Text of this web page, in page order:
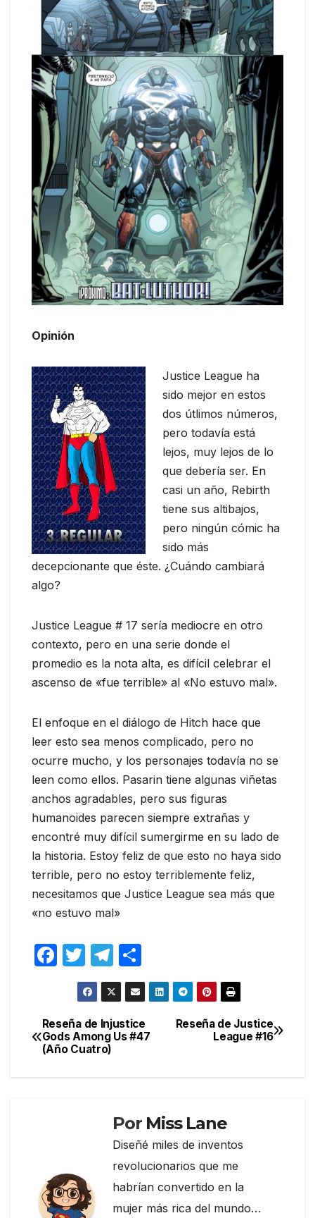
Opinión
Justice League ha
sido mejor en estos
dos útlimos números,
pero todavía está
lejos, muy lejos de lo
que debería ser. En
casi un año, Rebirth
tiene sus altibajos,
pero ningún cómic ha
sido más
decepcionante que éste. ¿Cuándo cambiará
algo?
Justice League # 17 sería mediocre en otro
contexto, pero en una serie donde el
promedio es la nota alta, es difícil celebrar el
ascenso de «fue terrible» al «No estuvo mal».
El enfoque en el diálogo de Hitch hace que
leer esto sea menos complicado, pero no
ocurre mucho, y los personajes todavía no se
leen como ellos. Pasarin tiene algunas viñetas
anchos agradables, pero sus figuras
humanoides parecen siempre extrañas y
encontré muy difícil sumergirme en su lado de
la historia. Estoy feliz de que esto no haya sido
terrible, pero no estoy terriblemente feliz,
necesitamos que Justice League sea más que
«no estuvo mal»
F
e
b
T
w
itt
er
T
el
e
gr
a
o
m
p
ar
Navegación
de
Reseña de Justice
League #16
Reseña de Injustice
Gods Among Us #47
(Año Cuatro)
Por Miss Lane
Diseñé miles de inventos
revolucionarios que me
habrían convertido en la
mujer más rica del mundo…